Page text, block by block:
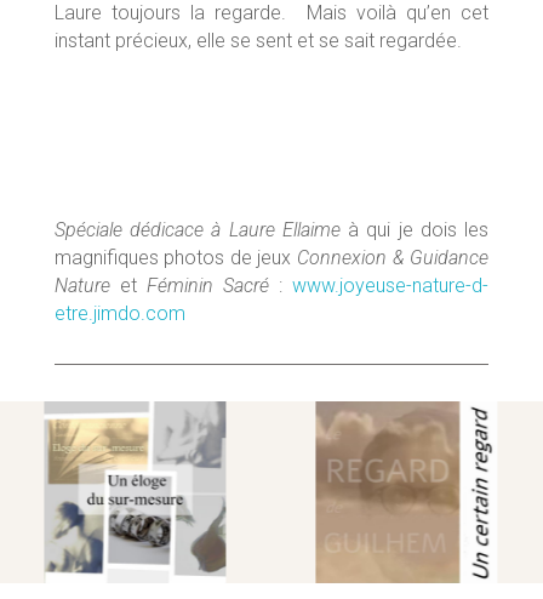
Laure toujours la regarde. Mais voilà qu’en cet
instant précieux, elle se sent et se sait regardée.
Spéciale dédicace à Laure Ellaimeà qui je dois les
magnifiques photos de jeux Connexion & Guidance
Natureet Féminin Sacré :www.joyeuse-nature-d-
etre.jimdo.com